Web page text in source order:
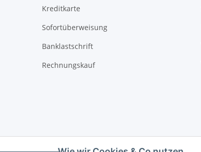
Kreditkarte
Sofortüberweisung
Banklastschrift
Rechnungskauf